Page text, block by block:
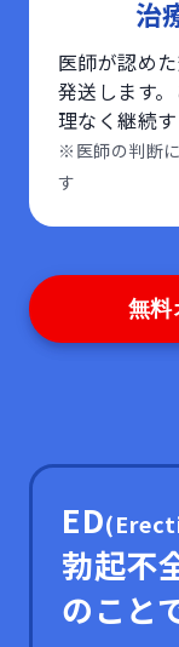
治
医師が認め
発送します
理なく継続
※医師の判断
す
無料
ED
勃起不
のこと